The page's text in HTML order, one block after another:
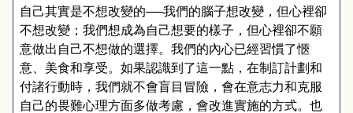
自己其實是不想改變的──我們的腦子想改變，但心裡卻
不想改變；我們想成為自己想要的樣子，但心裡卻不願
意做出自己不想做的選擇。我們的內心已經習慣了愜
意、美食和享受。如果認識到了這一點，在制訂計劃和
付諸行動時，我們就不會盲目冒險，會在意志力和克服
自己的畏難心理方面多做考慮，會改進實施的方式。也